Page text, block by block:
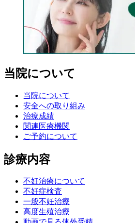
当院について
当院について
安全への取り組み
治療成績
関連医療機関
ご予約について
診療内容
不妊治療について
不妊症検査
一般不妊治療
高度生殖治療